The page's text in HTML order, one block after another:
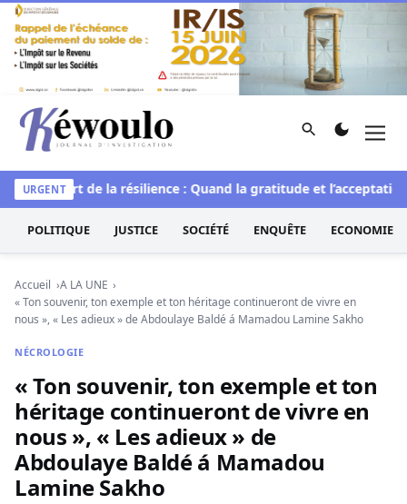
Aller au contenu
Kéwoulo, le premier site d'information et d'investigation
Rechercher
URGENT
L’art de la résilience : Quand la gratitude et l’acceptation
POLITIQUE JUSTICE SOCIÉTÉ ENQUÊTE ECONOMIE
Accueil
A LA UNE
« Ton souvenir, ton exemple et ton héritage continueront de vivre en
nous », « Les adieux » de Abdoulaye Baldé á Mamadou Lamine Sakho
NÉCROLOGIE
« Ton souvenir, ton exemple et ton
héritage continueront de vivre en
nous », « Les adieux » de
Abdoulaye Baldé á Mamadou
Lamine Sakho